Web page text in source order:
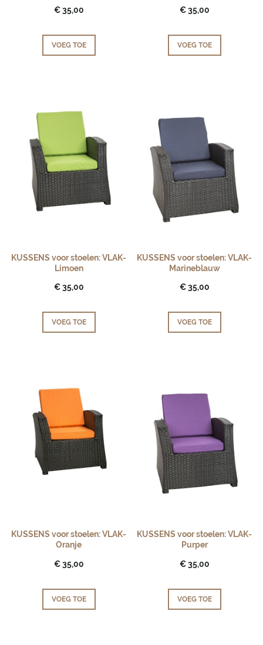
€ 35,00
VOEG TOE
€ 35,00
VOEG TOE
KUSSENS voor stoelen: VLAK-
Limoen
€ 35,00
VOEG TOE
KUSSENS voor stoelen: VLAK-
Marineblauw
€ 35,00
VOEG TOE
KUSSENS voor stoelen: VLAK-
Oranje
€ 35,00
VOEG TOE
KUSSENS voor stoelen: VLAK-
Purper
€ 35,00
VOEG TOE